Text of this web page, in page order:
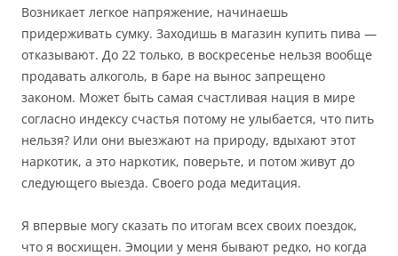
Возникает легкое напряжение, начинаешь
придерживать сумку. Заходишь в магазин купить пива —
отказывают. До 22 только, в воскресенье нельзя вообще
продавать алкоголь, в баре на вынос запрещено
законом. Может быть самая счастливая нация в мире
согласно индексу счастья потому не улыбается, что пить
нельзя? Или они выезжают на природу, вдыхают этот
наркотик, а это наркотик, поверьте, и потом живут до
следующего выезда. Своего рода медитация.
Я впервые могу сказать по итогам всех своих поездок,
что я восхищен. Эмоции у меня бывают редко, но когда